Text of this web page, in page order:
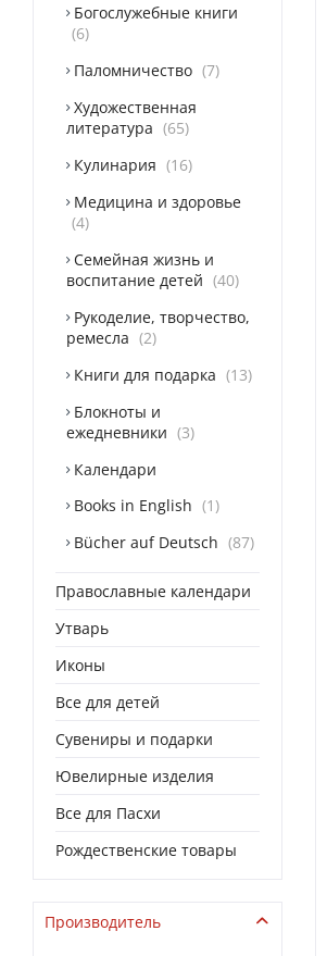
Богослужебные книги
6
Паломничество
7
Художественная
литература
65
Кулинария
16
Медицина и здоровье
4
Семейная жизнь и
воспитание детей
40
Рукоделие, творчество,
ремесла
2
Книги для подарка
13
Блокноты и
ежедневники
3
Календари
Books in English
1
Bücher auf Deutsch
87
Православные календари
Утварь
Иконы
Все для детей
Сувениры и подарки
Ювелирные изделия
Все для Пасхи
Рождественские товары
Производитель